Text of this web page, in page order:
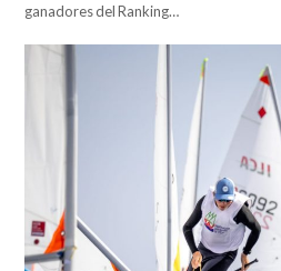
ganadores del Ranking…